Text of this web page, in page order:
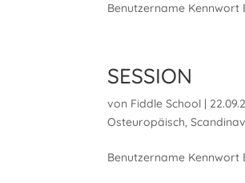
Benutzername Kennwort
SESSION
von Fiddle School |
Osteuropäisch,
Benutzername Kennwort